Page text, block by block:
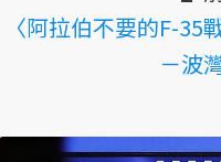
〈阿拉伯不要的F-
－波